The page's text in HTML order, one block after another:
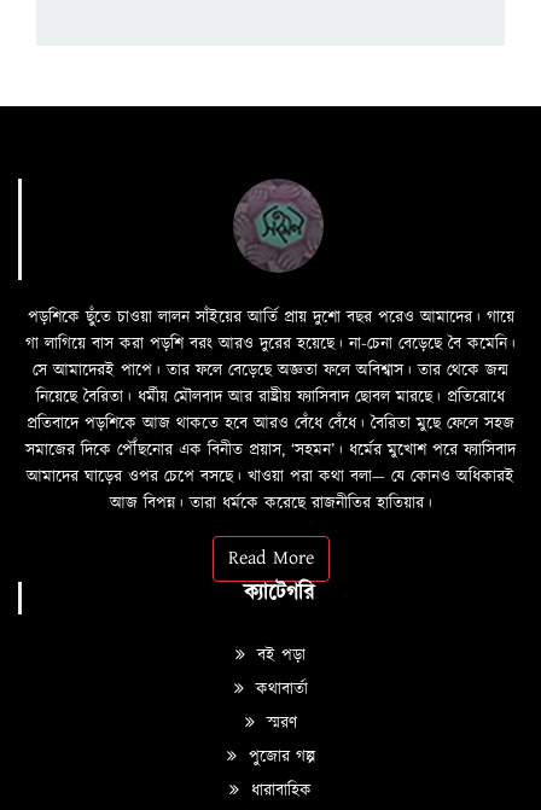
পড়শিকে ছুঁতে চাওয়া লালন সাঁইয়ের আর্তি প্রায় দুশো বছর পরেও আমাদের। গায়ে
গা লাগিয়ে বাস করা পড়শি বরং আরও দুরের হয়েছে। না-চেনা বেড়েছে বৈ কমেনি।
সে আমাদেরই পাপে। তার ফলে বেড়েছে অজ্ঞতা ফলে অবিশ্বাস। তার থেকে জন্ম
নিয়েছে বৈরিতা। ধর্মীয় মৌলবাদ আর রাষ্ট্রীয় ফ্যাসিবাদ ছোবল মারছে। প্রতিরোধে
প্রতিবাদে পড়শিকে আজ থাকতে হবে আরও বেঁধে বেঁধে। বৈরিতা মুছে ফেলে সহজ
সমাজের দিকে পৌঁছনোর এক বিনীত প্রয়াস, ‘সহমন’। ধর্মের মুখোশ পরে ফ্যাসিবাদ
আমাদের ঘাড়ের ওপর চেপে বসছে। খাওয়া পরা কথা বলা—­­ যে কোনও অধিকারই
আজ বিপন্ন। তারা ধর্মকে করেছে রাজনীতির হাতিয়ার।
Read More
ক্যাটেগরি
বই পড়া
কথাবার্তা
স্মরণ
পুজোর গল্প
ধারাবাহিক